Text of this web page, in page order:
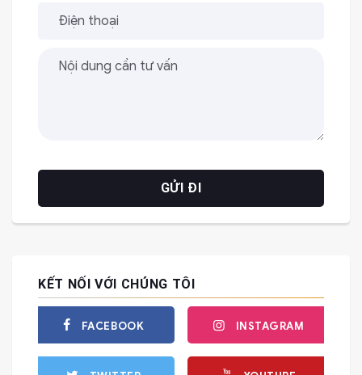
KẾT NỐI VỚI CHÚNG TÔI
FACEBOOK INSTAGRAM